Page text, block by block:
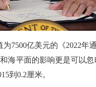
7500亿美元的《2022年
海平面的影响更是可以
到0.2厘米。